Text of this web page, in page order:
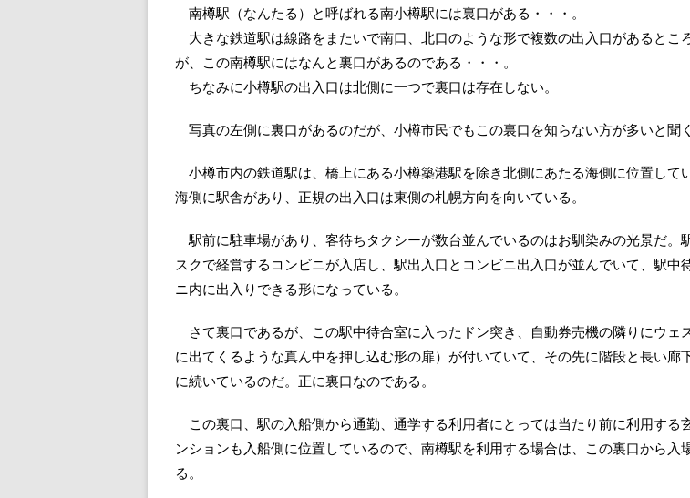
南樽駅（なんたる）と呼ばれる南小樽駅には裏口がある・・・。
大きな鉄道駅は線路をまたいで南口、北口のような形で複数の出入口があるとこ
が、この南樽駅にはなんと裏口があるのである・・・。
ちなみに小樽駅の出入口は北側に一つで裏口は存在しない。
写真の左側に裏口があるのだが、小樽市民でもこの裏口を知らない方が多いと聞く
小樽市内の鉄道駅は、橋上にある小樽築港駅を除き北側にあたる海側に位置して
海側に駅舎があり、正規の出入口は東側の札幌方向を向いている。
駅前に駐車場があり、客待ちタクシーが数台並んでいるのはお馴染みの光景だ。
スクで経営するコンビニが入店し、駅出入口とコンビニ出入口が並んでいて、駅中
ニ内に出入りできる形になっている。
さて裏口であるが、この駅中待合室に入ったドン突き、自動券売機の隣りにウェ
に出てくるような真ん中を押し込む形の扉）が付いていて、その先に階段と長い廊
に続いているのだ。正に裏口なのである。
この裏口、駅の入船側から通勤、通学する利用者にとっては当たり前に利用する
ンションも入船側に位置しているので、南樽駅を利用する場合は、この裏口から入
る。